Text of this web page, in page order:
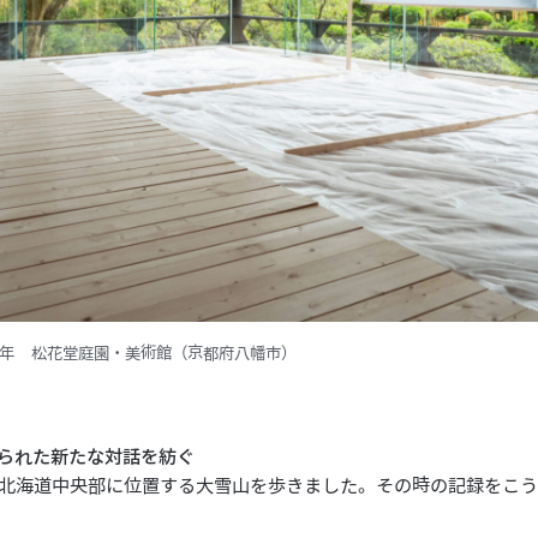
松花堂庭園・美術館（京都府八幡市）
れた新たな対話を紡ぐ
海道中央部に位置する大雪山を歩きました。その時の記録をこ